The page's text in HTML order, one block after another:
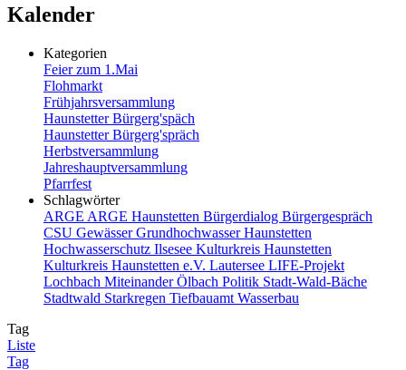
Kalender
Kategorien
Feier zum 1.Mai
Flohmarkt
Frühjahrsversammlung
Haunstetter Bürgerg'späch
Haunstetter Bürgerg'spräch
Herbstversammlung
Jahreshauptversammlung
Pfarrfest
Schlagwörter
ARGE ARGE Haunstetten Bürgerdialog Bürgergespräch
CSU GewässerGrundhochwasserHaunstetten
Hochwasserschutz Ilsesee Kulturkreis Haunstetten
Kulturkreis Haunstetten e.V. Lautersee LIFE-Projekt
Lochbach MiteinanderÖlbach Politik Stadt-Wald-Bäche
Stadtwald Starkregen Tiefbauamt Wasserbau
Tag
Liste
Tag